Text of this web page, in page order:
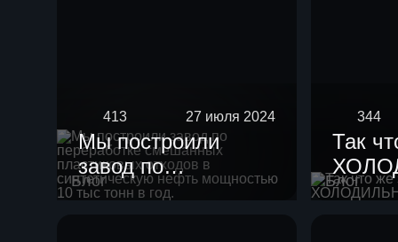
Блог
413 27 июля 2024
Мы построили
завод по
переработке
Блог
344
Так